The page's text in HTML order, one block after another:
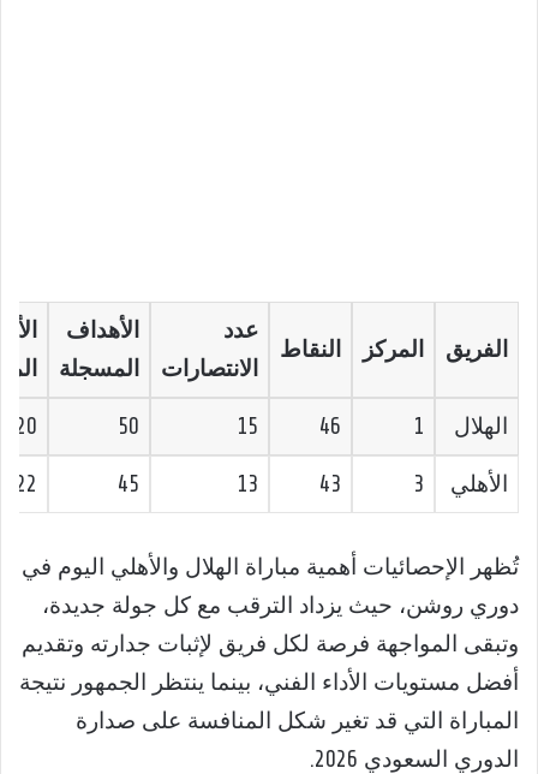
الفريق المركز النقاط
عدد
الانتصارات
الأهداف
المسجلة
الهلال 1
46
15
50
20
الأهلي 3
43
13
45
22
تُظهر الإحصائيات أهمية مباراة الهلال والأهلي اليوم في
دوري روشن، حيث يزداد الترقب مع كل جولة جديدة،
وتبقى المواجهة فرصة لكل فريق لإثبات جدارته وتقديم
أفضل مستويات الأداء الفني، بينما ينتظر الجمهور نتيجة
المباراة التي قد تغير شكل المنافسة على صدارة
الدوري السعودي 2026.